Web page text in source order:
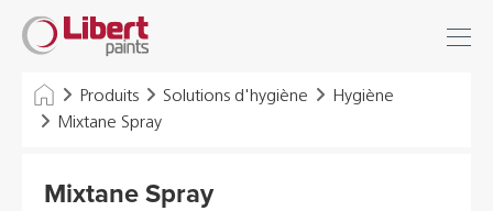
Libert
Paints Produits Solutions d'hygiène
Hygiène
Mixtane Spray
Mixtane Spray